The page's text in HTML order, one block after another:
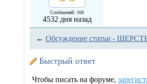
Сообщений: 166
4532 дня назад
← Обсуждение статьи -
Быстрый ответ
Чтобы писать на форуме,